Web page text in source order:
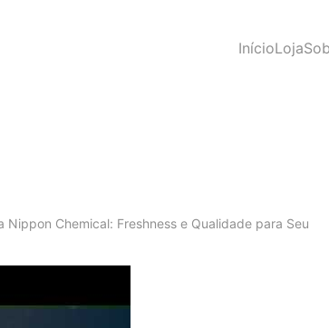
InícioLoja
Nippon Chemical: Freshness e Qualidade para Seu